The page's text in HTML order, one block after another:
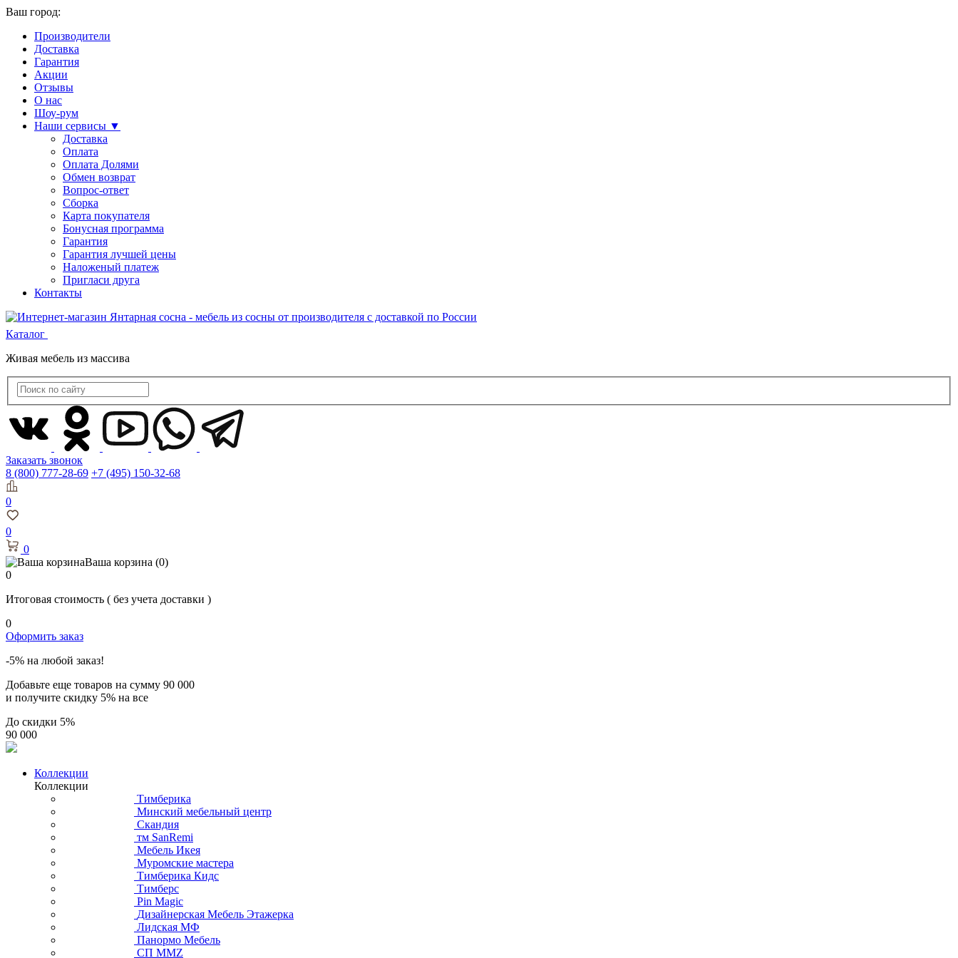
Ваш город:
Производители
Доставка
Гарантия
Акции
Отзывы
О нас
Шоу-рум
Наши сервисы ▼
Доставка
Оплата
Оплата Долями
Обмен возврат
Вопрос-ответ
Сборка
Карта покупателя
Бонусная программа
Гарантия
Гарантия лучшей цены
Наложеный платеж
Пригласи друга
Контакты
Каталог
Живая мебель из массива
Заказать звонок
8 (800) 777-28-69 +7 (495) 150-32-68
0
0
0
Ваша корзина (0)
0
Итоговая стоимость ( без учета доставки )
0
Оформить заказ
-5% на любой заказ!
Добавьте еще товаров на сумму 90 000
и получите скидку 5% на все
До скидки 5%
90 000
Коллекции
Коллекции
Тимберика
Минский мебельный центр
Скандия
тм SanRemi
Мебель Икея
Муромские мастера
Тимберика Кидс
Тимберс
Pin Magic
Дизайнерская Мебель Этажерка
Лидская МФ
Панормо Мебель
СП ММZ